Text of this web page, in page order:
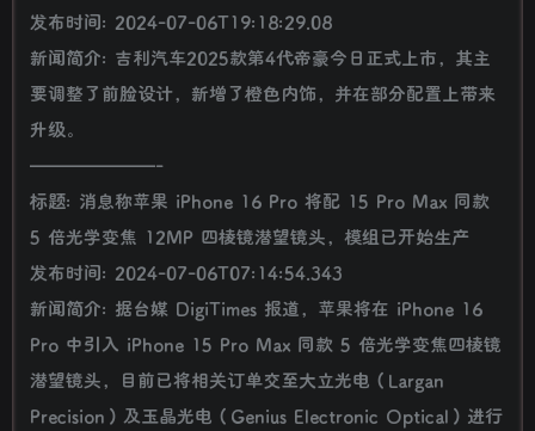
发布时间: 2024-07-06T19:18:29.08
新闻简介: 吉利汽车2025款第4代帝豪今日正式上市，其主
要调整了前脸设计，新增了橙色内饰，并在部分配置上带来
升级。
———————-
标题: 消息称苹果 iPhone 16 Pro 将配 15 Pro Max 同款
5 倍光学变焦 12MP 四棱镜潜望镜头，模组已开始生产
发布时间: 2024-07-06T07:14:54.343
新闻简介: 据台媒 DigiTimes 报道，苹果将在 iPhone 16
Pro 中引入 iPhone 15 Pro Max 同款 5 倍光学变焦四棱镜
潜望镜头，目前已将相关订单交至大立光电（Largan
Precision）及玉晶光电（Genius Electronic Optical）进行